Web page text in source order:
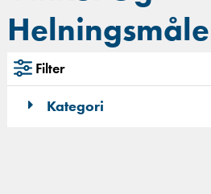
Filter
Kategori